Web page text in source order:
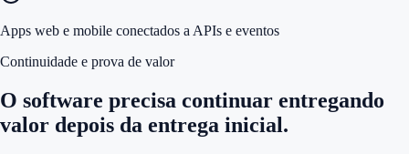
Apps web e mobile conectados a APIs e eventos
Continuidade e prova de valor
O software precisa continuar entregando
valor depois da entrega inicial.